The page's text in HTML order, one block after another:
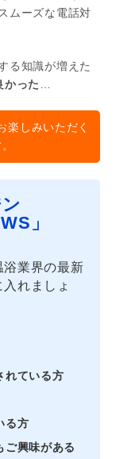
ムーズな電話対
る知識が増えた
かった
楽しみいただく
」
浴業界の最新
れましょ
れている方
る方
ご興味がある